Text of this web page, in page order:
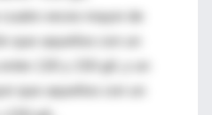
veces mayor de
que aquellos con un
130 y 150 g/L y un
que aquellos con un